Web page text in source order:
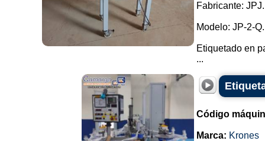
Fabricante: JPJ.
Modelo: JP-2-Q.
Etiquetado en
...
Código
Marca: Krones